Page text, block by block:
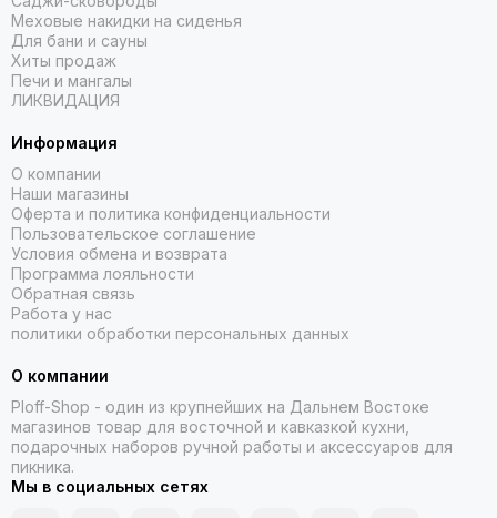
Меховые накидки на сиденья
Для бани и сауны
Хиты продаж
Печи и мангалы
ЛИКВИДАЦИЯ
Информация
О компании
Наши магазины
Оферта и политика конфиденциальности
Пользовательское соглашение
Условия обмена и возврата
Программа лояльности
Обратная связь
Работа у нас
политики обработки персональных данных
О компании
Ploff-Shop - один из крупнейших на Дальнем Востоке
магазинов товар для восточной и кавказкой кухни,
подарочных наборов ручной работы и аксессуаров для
пикника.
Мы в социальных сетях